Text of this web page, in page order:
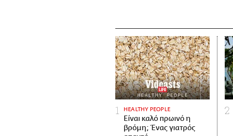
HEALTHY PEOPLE
Είναι καλό πρωινό η
βρόμη; Ένας γιατρός